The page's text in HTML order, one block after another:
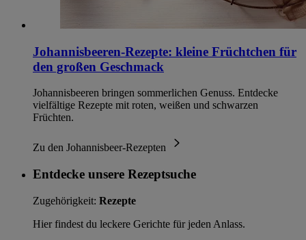
Johannisbeeren-Rezepte: kleine Früchtchen für
den großen Geschmack
Johannisbeeren bringen sommerlichen Genuss. Entdecke
vielfältige Rezepte mit roten, weißen und schwarzen
Früchten.
Zu den Johannisbeer-Rezepten
Entdecke unsere Rezeptsuche
Zugehörigkeit: Rezepte
Hier findest du leckere Gerichte für jeden Anlass.